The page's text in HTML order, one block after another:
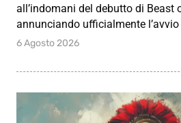
all’indomani del debutto di Beast
annunciando ufficialmente
6 Agosto 2026